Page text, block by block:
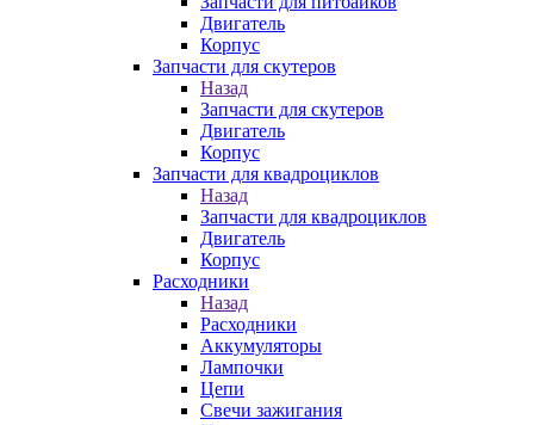
Двигатель
Корпус
Запчасти для скутеров
Назад
Запчасти для скутеров
Двигатель
Корпус
Запчасти для квадроциклов
Назад
Запчасти для квадроциклов
Двигатель
Корпус
Расходники
Назад
Расходники
Аккумуляторы
Лампочки
Цепи
Свечи зажигания